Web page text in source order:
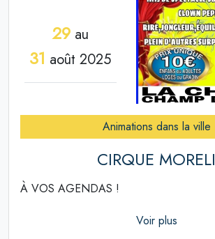
29au
31 août 2025
Animations dans la ville
CIRQUE MORELI
À VOS AGENDAS !
Voir plus